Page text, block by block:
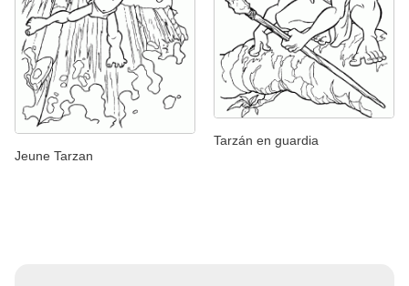
Jeune Tarzan
Tarzán en guardia